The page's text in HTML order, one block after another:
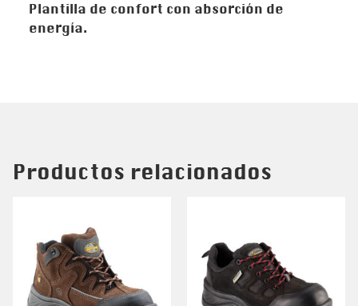
Plantilla de confort con absorción de
energía.
Productos relacionados